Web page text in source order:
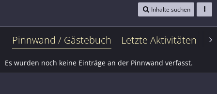
Inhalte suchen
Pinnwand / Gästebuch Letzte Aktivitäten
Es wurden noch keine Einträge an der Pinnwand verfasst.